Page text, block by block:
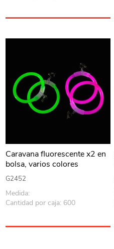
Caravana fluorescente x2 en
bolsa, varios colores
G2452
Medida:
Cantidad por caja: 600